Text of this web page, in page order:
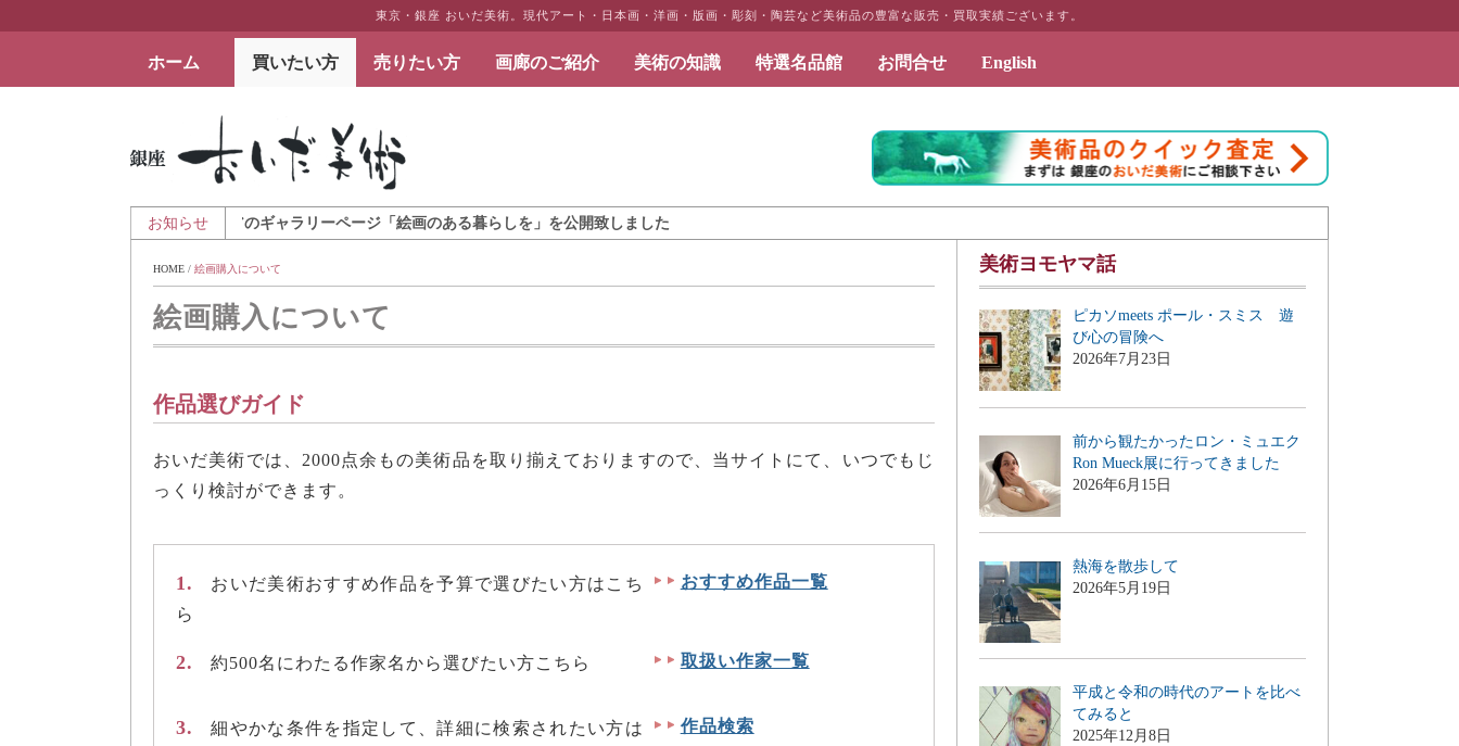
東京・銀座 おいだ美術。現代アート・日本画・洋画・版画・彫刻・陶芸など美術品の豊富な販売・買取実績ございます。
ホーム 買いたい方 売りたい方 画廊のご紹介 美術の知識 特選名品館 お問合せ English
絵画など美術品の販売と買取 | 東京・銀座 おいだ美術
お知らせ
- アートとインテリアのギャラリーページ「絵画のある暮らしを」を公開致しました
HOME / 絵画購入について
絵画購入について
作品選びガイド
おいだ美術では、2000点余もの美術品を取り揃えておりますので、当サイトにて、いつでもじ
っくり検討ができます。
1.
おいだ美術おすすめ作品を予算で選びたい方はこち
ら
おすすめ作品一覧
2. 約500名にわたる作家名から選びたい方こちら 取扱い作家一覧
3.
細やかな条件を指定して、詳細に検索されたい方は
作品検索
美術ヨモヤマ話
ピカソmeets ポール・スミス 遊
び心の冒険へ
2026年7月23日
前から観たかったロン・ミュエク
Ron Mueck展に行ってきました
2026年6月15日
熱海を散歩して
2026年5月19日
平成と令和の時代のアートを比べ
てみると
2025年12月8日